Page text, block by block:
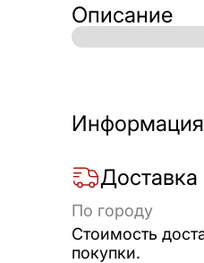
Описание
Информация
Доставка
По городу
Стоимость
покупки.